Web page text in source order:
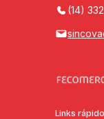
(14)
Links